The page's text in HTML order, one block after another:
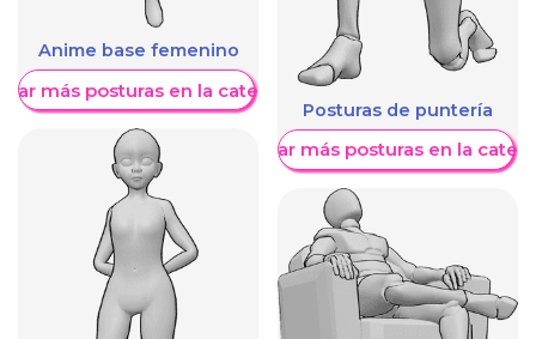
Anime base femenino
más posturas en la categoría
Posturas de puntería
Mostrar más posturas en la